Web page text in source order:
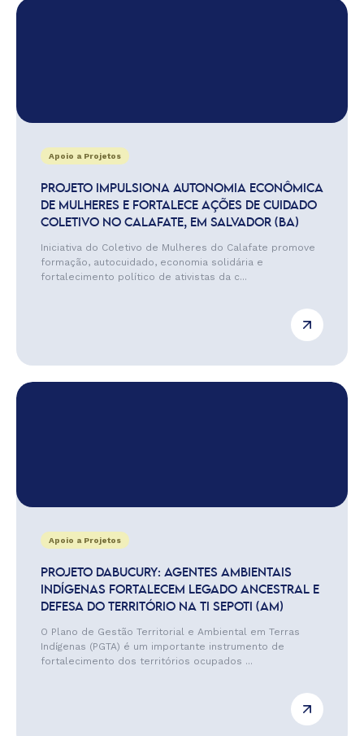
Apoio a Projetos
PROJETO IMPULSIONA AUTONOMIA ECONÔMICA
DE MULHERES E FORTALECE AÇÕES DE CUIDADO
COLETIVO NO CALAFATE, EM SALVADOR (BA)
Iniciativa do Coletivo de Mulheres do Calafate promove
formação, autocuidado, economia solidária e
fortalecimento político de ativistas da c...
Apoio a Projetos
PROJETO DABUCURY: AGENTES AMBIENTAIS
INDÍGENAS FORTALECEM LEGADO ANCESTRAL E
DEFESA DO TERRITÓRIO NA TI SEPOTI (AM)
O Plano de Gestão Territorial e Ambiental em Terras
Indígenas (PGTA) é um importante instrumento de
fortalecimento dos territórios ocupados ...